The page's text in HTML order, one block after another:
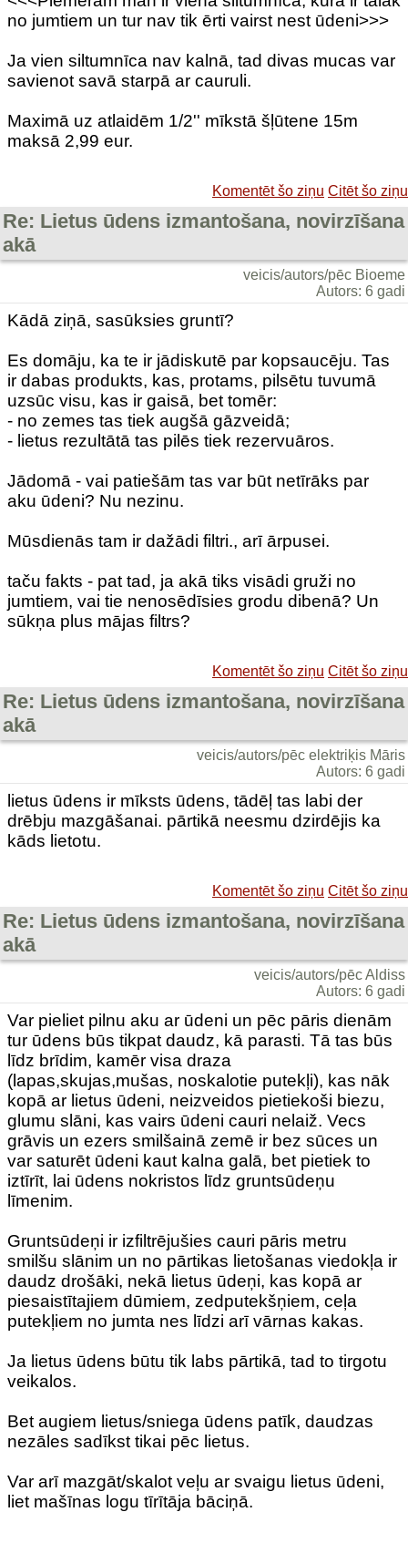
no jumtiem un tur nav tik ērti vairst nest ūdeni>>>
Ja vien siltumnīca nav kalnā, tad divas mucas var
savienot savā starpā ar cauruli.
Maximā uz atlaidēm 1/2'' mīkstā šļūtene 15m
maksā 2,99 eur.
Komentēt šo ziņu Citēt šo ziņu
Re: Lietus ūdens izmantošana, novirzīšana
akā
veicis/autors/pēc Bioeme
Autors: 6 gadi
Kādā ziņā, sasūksies gruntī?
Es domāju, ka te ir jādiskutē par kopsaucēju. Tas
ir dabas produkts, kas, protams, pilsētu tuvumā
uzsūc visu, kas ir gaisā, bet tomēr:
- no zemes tas tiek augšā gāzveidā;
- lietus rezultātā tas pilēs tiek rezervuāros.
Jādomā - vai patiešām tas var būt netīrāks par
aku ūdeni? Nu nezinu.
Mūsdienās tam ir dažādi filtri., arī ārpusei.
taču fakts - pat tad, ja akā tiks visādi gruži no
jumtiem, vai tie nenosēdīsies grodu dibenā? Un
sūkņa plus mājas filtrs?
Komentēt šo ziņu Citēt šo ziņu
Re: Lietus ūdens izmantošana, novirzīšana
akā
veicis/autors/pēc elektriķis Māris
Autors: 6 gadi
lietus ūdens ir mīksts ūdens, tādēļ tas labi der
drēbju mazgāšanai. pārtikā neesmu dzirdējis ka
kāds lietotu.
Komentēt šo ziņu Citēt šo ziņu
Re: Lietus ūdens izmantošana, novirzīšana
akā
veicis/autors/pēc Aldiss
Autors: 6 gadi
Var pieliet pilnu aku ar ūdeni un pēc pāris dienām
tur ūdens būs tikpat daudz, kā parasti. Tā tas būs
līdz brīdim, kamēr visa draza
(lapas,skujas,mušas, noskalotie putekļi), kas nāk
kopā ar lietus ūdeni, neizveidos pietiekoši biezu,
glumu slāni, kas vairs ūdeni cauri nelaiž. Vecs
grāvis un ezers smilšainā zemē ir bez sūces un
var saturēt ūdeni kaut kalna galā, bet pietiek to
iztīrīt, lai ūdens nokristos līdz gruntsūdeņu
līmenim.
Gruntsūdeņi ir izfiltrējušies cauri pāris metru
smilšu slānim un no pārtikas lietošanas viedokļa ir
daudz drošāki, nekā lietus ūdeņi, kas kopā ar
piesaistītajiem dūmiem, zedputekšņiem, ceļa
putekļiem no jumta nes līdzi arī vārnas kakas.
Ja lietus ūdens būtu tik labs pārtikā, tad to tirgotu
veikalos.
Bet augiem lietus/sniega ūdens patīk, daudzas
nezāles sadīkst tikai pēc lietus.
Var arī mazgāt/skalot veļu ar svaigu lietus ūdeni,
liet mašīnas logu tīrītāja bāciņā.